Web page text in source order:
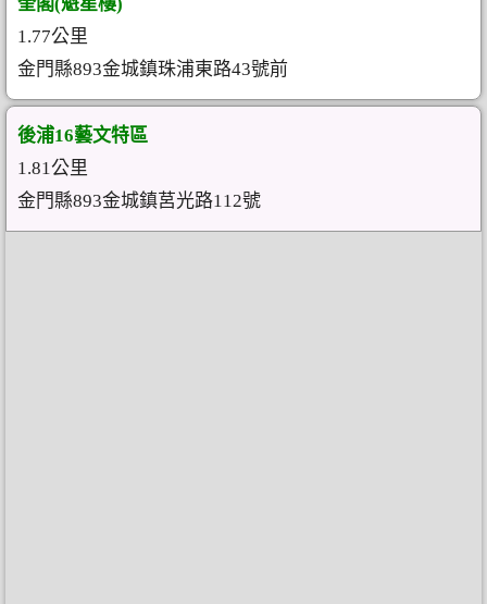
1.77公里
金門縣893金城鎮珠浦東路43號前
後浦16藝文特區
1.81公里
金門縣893金城鎮莒光路112號